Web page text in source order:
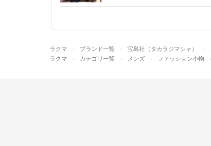
ラクマ ブランド一覧 宝島社（タカラジマシャ）
ラクマ カテゴリ一覧 メンズ ファッション小物